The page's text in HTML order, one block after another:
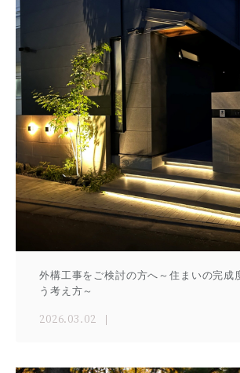
外構工事をご検討の方へ～住まいの完成
う考え方～
2026.03.02